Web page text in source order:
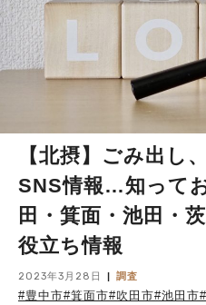
【北摂】ごみ出し
SNS情報…知って
田・箕面・池田・
役立ち情報
2023年3月28日 調査
#豊中市#箕面市#吹田市#池田市